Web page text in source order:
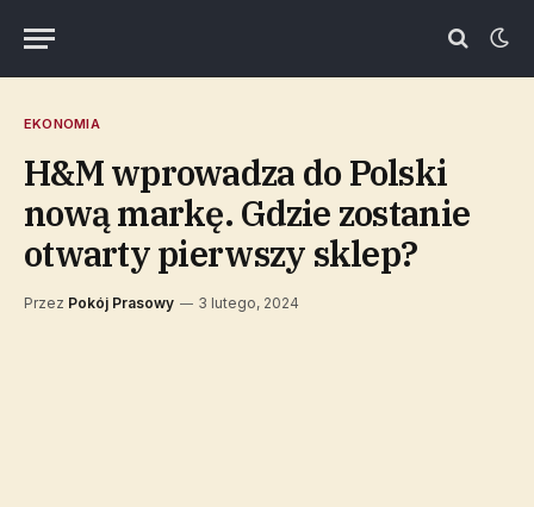
EKONOMIA
H&M wprowadza do Polski
nową markę. Gdzie zostanie
otwarty pierwszy sklep?
Przez Pokój Prasowy 3 lutego, 2024